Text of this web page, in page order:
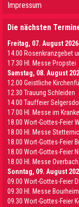
Impressum
Die nächsten
Freitag, 07. August 2026
14.00 Rosenkranzgebet
17.30 Hl. Messe Propstei
Samstag, 08. August
12.00 Geistliche
12.30 Trauung Schleiden
14.00 Tauffeier
17.00 Hl. Messe im
18.00 Wort-Gottes-Feier
18.00 Hl. Messe
18.00 Wort-Gottes-Feier
18.00 Wort-Gottes-Feier
18.00 Hl. Messe
Sonntag, 09. August
09.00 Wort-Gottes-Feier
09.30 HI. Messe Bourheim
09.30 Wort-Gottes-Feier